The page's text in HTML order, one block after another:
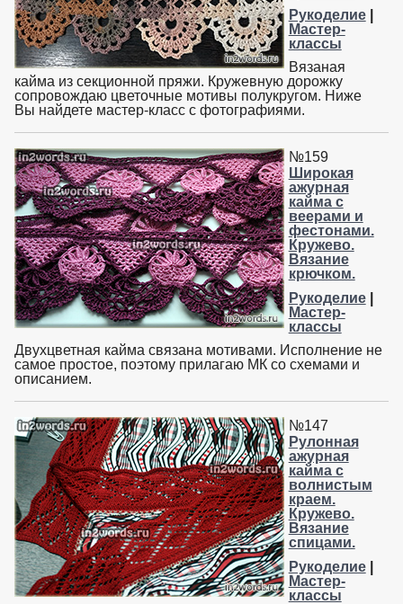
Рукоделие|
Мастер-
классы
Вязаная
кайма из секционной пряжи. Кружевную дорожку
сопровождаю цветочные мотивы полукругом. Ниже
Вы найдете мастер-класс с фотографиями.
№159
Широкая
ажурная
кайма с
веерами и
фестонами.
Кружево.
Вязание
крючком.
Рукоделие|
Мастер-
классы
Двухцветная кайма связана мотивами. Исполнение не
самое простое, поэтому прилагаю МК со схемами и
описанием.
№147
Рулонная
ажурная
кайма с
волнистым
краем.
Кружево.
Вязание
спицами.
Рукоделие|
Мастер-
классы